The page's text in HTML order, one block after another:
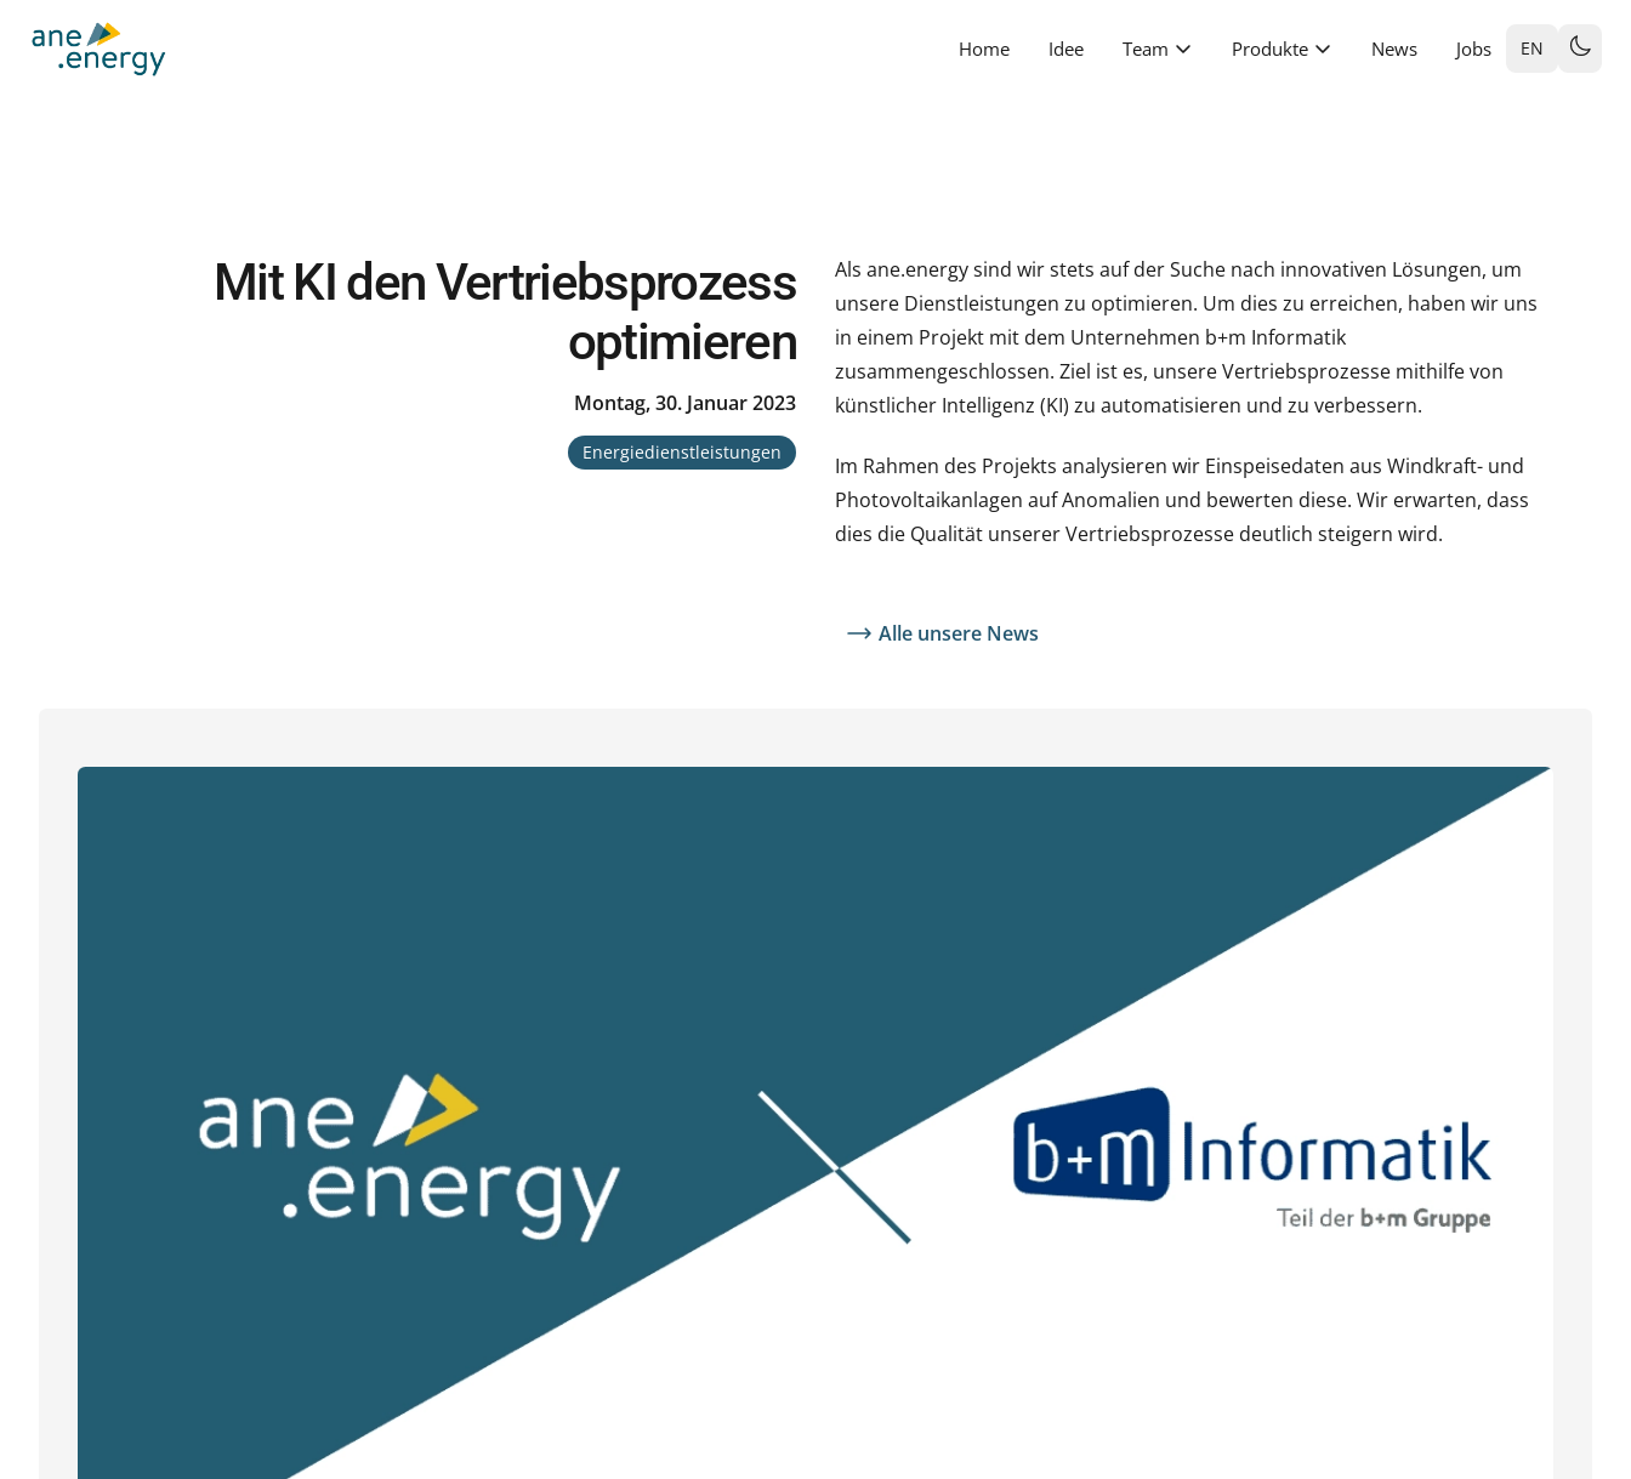
Home Idee Team Produkte News Jobs EN
Mit KI den Vertriebsprozess
optimieren
Montag, 30. Januar 2023
Energiedienstleistungen
Als ane.energy sind wir stets auf der Suche nach innovativen Lösungen, um
unsere Dienstleistungen zu optimieren. Um dies zu erreichen, haben wir uns
in einem Projekt mit dem Unternehmen b+m Informatik
zusammengeschlossen. Ziel ist es, unsere Vertriebsprozesse mithilfe von
künstlicher Intelligenz (KI) zu automatisieren und zu verbessern.
Im Rahmen des Projekts analysieren wir Einspeisedaten aus Windkraft- und
Photovoltaikanlagen auf Anomalien und bewerten diese. Wir erwarten, dass
dies die Qualität unserer Vertriebsprozesse deutlich steigern wird.
Alle unsere News